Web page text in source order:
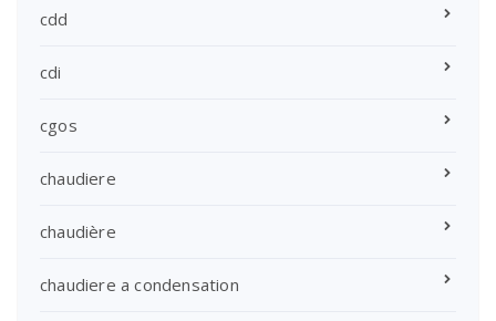
cdd
cdi
cgos
chaudiere
chaudière
chaudiere a condensation